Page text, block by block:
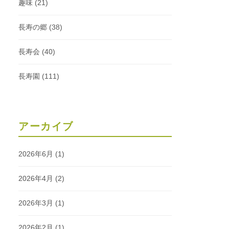
趣味 (21)
長寿の郷 (38)
長寿会 (40)
長寿園 (111)
アーカイブ
2026年6月 (1)
2026年4月 (2)
2026年3月 (1)